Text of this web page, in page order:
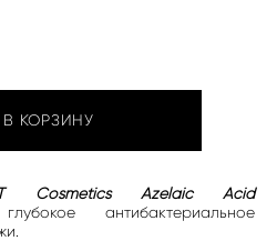
КОРЗИНУ
Cosmetics Azelaic Acid
антибактериальное